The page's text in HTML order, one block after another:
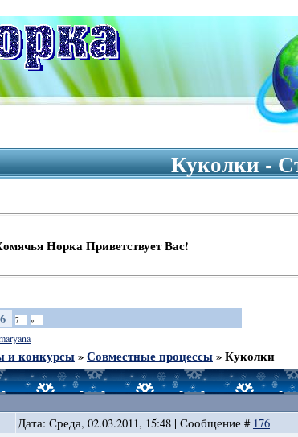
Куколки -
Приветствует Вас!
6 7 »
и конкурсы»Совместные процессы»Куколки
Дата: Среда, 02.03.2011, 15:48 | Сообщение # 176